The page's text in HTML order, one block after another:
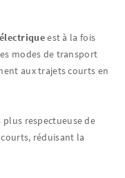
est à la fois
modes de transport
aux trajets courts en
respectueuse de
réduisant la